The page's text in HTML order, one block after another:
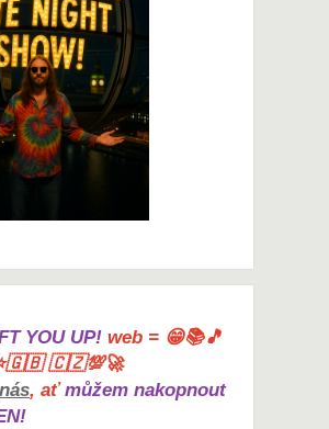
YOU UP! web = 😁📚🎵
🇨🇿💯🚀
, aťmůžem nakopnout